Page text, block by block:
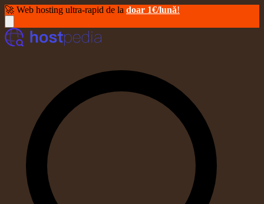
🚀 Web hosting ultra-rapid de la doar 1€/lună!